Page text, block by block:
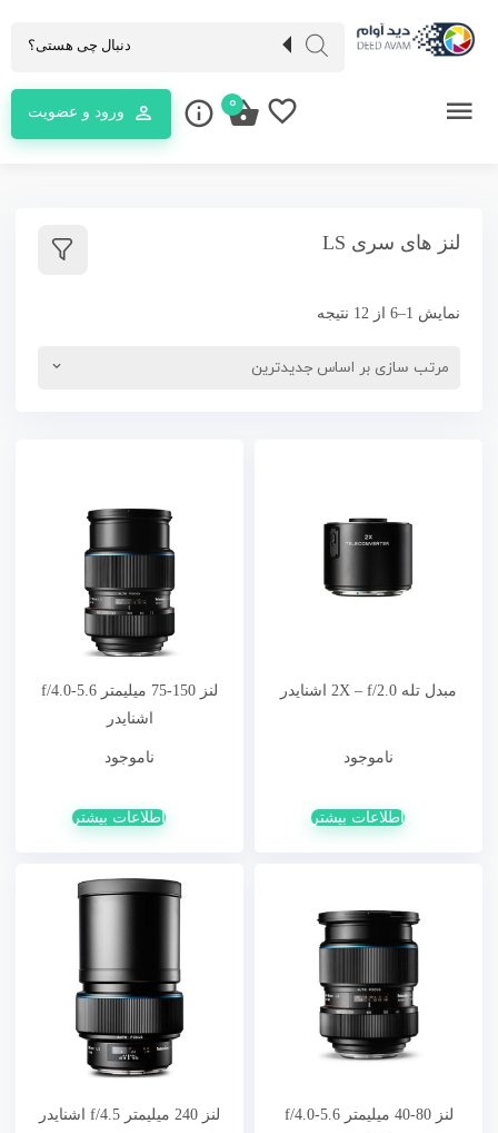
ورود و عضویت 0
لنز های سری LS
نمایش 1–6 از 12 نتیجه
مبدل تله 2X – f/2.0 اشنایدر
ناموجود
اطلاعات بیشتر
لنز 150-75 میلیمتر f/4.0-5.6
اشنایدر
ناموجود
اطلاعات بیشتر
لنز 80-40 میلیمتر f/4.0-5.6
لنز 240 میلیمتر f/4.5 اشنایدر